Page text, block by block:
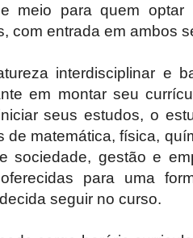
meio para quem optar
com entrada em ambos
interdisciplinar e
em montar seu
seus estudos, o
de matemática, física,
sociedade, gestão e
para uma
seguir no curso.